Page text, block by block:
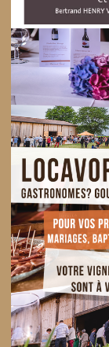
Lire la suite
28 mai 2018
c’est
sont
Suite au
l’an passé,
nouveau
vignes du
Lavelanet-